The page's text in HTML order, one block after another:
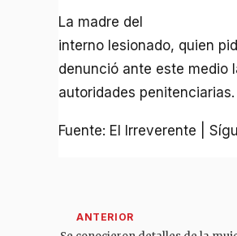
La madre del
interno lesionado, quien
denunció ante este medio
autoridades penitenciarias.
Fuente: El Irreverente |